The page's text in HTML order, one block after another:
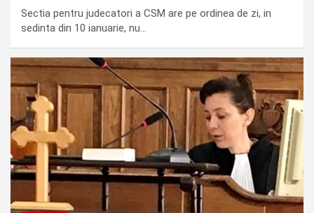
Sectia pentru judecatori a CSM are pe ordinea de zi, in
sedinta din 10 ianuarie, nu…